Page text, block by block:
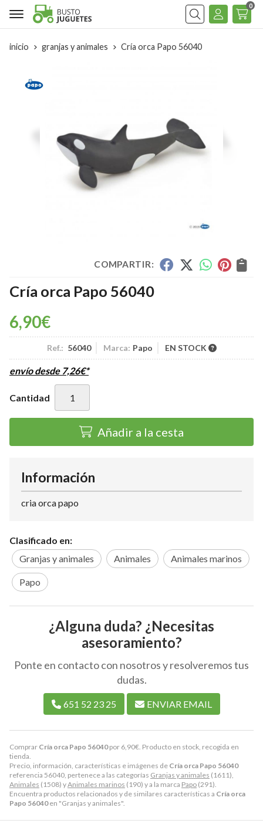
Buscar
0
inicio granjas y animales Cría orca Papo 56040
COMPARTIR:
Cría orca Papo 56040
6,90€
Ref.: 56040 Marca: Papo EN STOCK
envío desde 7,26€*
Cantidad
Añadir a la cesta
Comprar Cría orca Papo 56040por 6,90€ . Producto en stock, recogida en
tienda.
Precio, información, características e imágenes de Cría orca Papo 56040
referencia 56040, pertenece a las categorías Granjas y animales (1611),
Animales (1508) yAnimales marinos (190) y a la marca Papo (291).
Encuentra productos relacionados y de similares características a Cría orca
Papo 56040en "Granjas y animales".
Información
cria orca papo
Clasificado en:
Granjas y animales
Animales Animales marinos
Papo
¿Alguna duda? ¿Necesitas
asesoramiento?
Ponte en contacto con nosotros y resolveremos tus
dudas.
651 52 23 25 ENVIAR EMAIL